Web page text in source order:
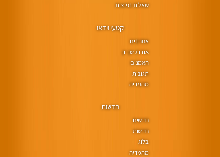
שאלות נפוצות
קטעי וידאו
אחרונים
אודות שן יון
האמנים
תגובות
מהמדיה
חדשות
חדשים
חדשות
בלוג
מהמדיה